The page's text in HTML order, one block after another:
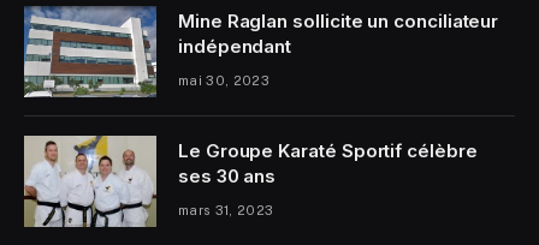
Mine Raglan sollicite un conciliateur
indépendant
mai 30, 2023
Le Groupe Karaté Sportif célèbre
ses 30 ans
mars 31, 2023